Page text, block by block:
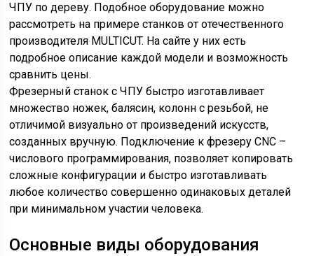
ЧПУ по дереву. Подобное оборудование можно
рассмотреть на примере станков от отечественного
производителя MULTICUT. На сайте у них есть
подробное описание каждой модели и возможность
сравнить цены.
Фрезерный станок с ЧПУ быстро изготавливает
множество ножек, балясин, колонн с резьбой, не
отличимой визуально от произведений искусств,
созданных вручную. Подключение к фрезеру CNC –
числового программирования, позволяет копировать
сложные конфигурации и быстро изготавливать
любое количество совершенно одинаковых деталей
при минимальном участии человека.
Основные виды оборудования